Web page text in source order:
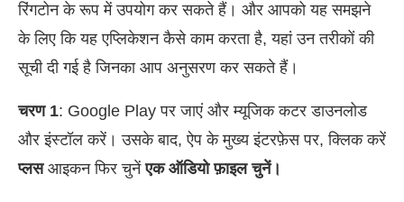
रिंगटोन के रूप में उपयोग कर सकते हैं। और आपको यह समझने
के लिए कि यह एप्लिकेशन कैसे काम करता है, यहां उन तरीकों की
सूची दी गई है जिनका आप अनुसरण कर सकते हैं।
चरण 1: Google Play पर जाएं और म्यूजिक कटर डाउनलोड
और इंस्टॉल करें। उसके बाद, ऐप के मुख्य इंटरफ़ेस पर, क्लिक करें
प्लसआइकन फिर चुनेंएक ऑडियो फ़ाइल चुनें।